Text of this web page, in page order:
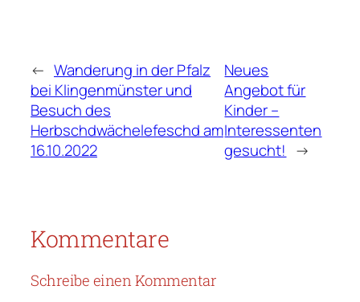
← Wanderung in der Pfalz
bei Klingenmünster und
Besuch des
Herbschdwächelefeschd am
16.10.2022
Neues
Angebot für
Kinder –
Interessenten
gesucht! →
Kommentare
Schreibe einen Kommentar